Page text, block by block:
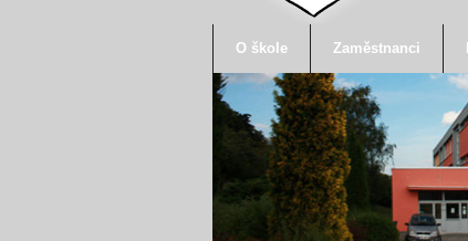
O škole Zaměstnanci